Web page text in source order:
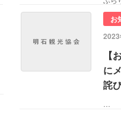
お
【
に
詫
…